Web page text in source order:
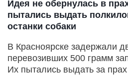
Идея не обернулась в
пытались выдать
останки собаки
В Красноярске задержали
перевозивших 500 грамм
Их пытались выдать за